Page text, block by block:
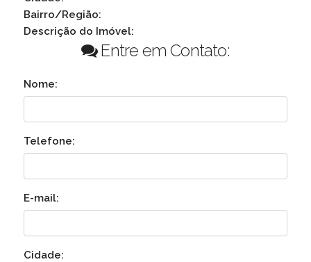
Bairro/Região:
Descrição do Imóvel:
Entre em Contato:
Nome:
Telefone:
E-mail:
Cidade: